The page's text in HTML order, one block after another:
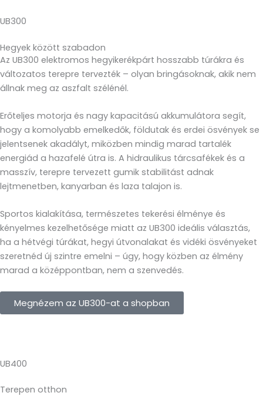
UB300
Hegyek között szabadon
Az UB300 elektromos hegyikerékpárt hosszabb túrákra és
változatos terepre tervezték – olyan bringásoknak, akik nem
állnak meg az aszfalt szélénél.
Erőteljes motorja és nagy kapacitású akkumulátora segít,
hogy a komolyabb emelkedők, földutak és erdei ösvények se
jelentsenek akadályt, miközben mindig marad tartalék
energiád a hazafelé útra is. A hidraulikus tárcsafékek és a
masszív, terepre tervezett gumik stabilitást adnak
lejtmenetben, kanyarban és laza talajon is.
Sportos kialakítása, természetes tekerési élménye és
kényelmes kezelhetősége miatt az UB300 ideális választás,
ha a hétvégi túrákat, hegyi útvonalakat és vidéki ösvényeket
szeretnéd új szintre emelni – úgy, hogy közben az élmény
marad a középpontban, nem a szenvedés.
Megnézem az UB300-at a shopban
UB400
Terepen otthon